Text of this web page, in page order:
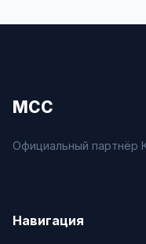
МСС
Официальный партнёр
Навигация